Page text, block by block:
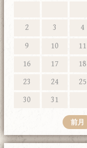
2
3 4
9
10 11
16
17 18
23
24 25
30
31
前月